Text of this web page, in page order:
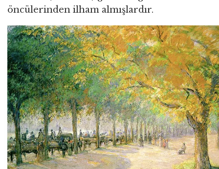
öncülerinden ilham almışlardır.